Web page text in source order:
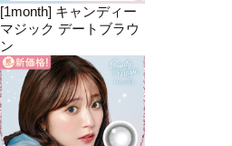
[1month] キャンディー
マジック デートブラウ
ン